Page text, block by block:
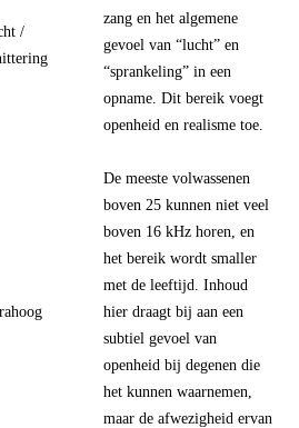
/
zang en het algemene
gevoel van “lucht” en
“sprankeling” in een
opname. Dit bereik voegt
openheid en realisme toe.
De meeste volwassenen
boven 25 kunnen niet veel
boven 16 kHz horen, en
het bereik wordt smaller
met de leeftijd. Inhoud
hier draagt bij aan een
subtiel gevoel van
openheid bij degenen die
het kunnen waarnemen,
maar de afwezigheid ervan